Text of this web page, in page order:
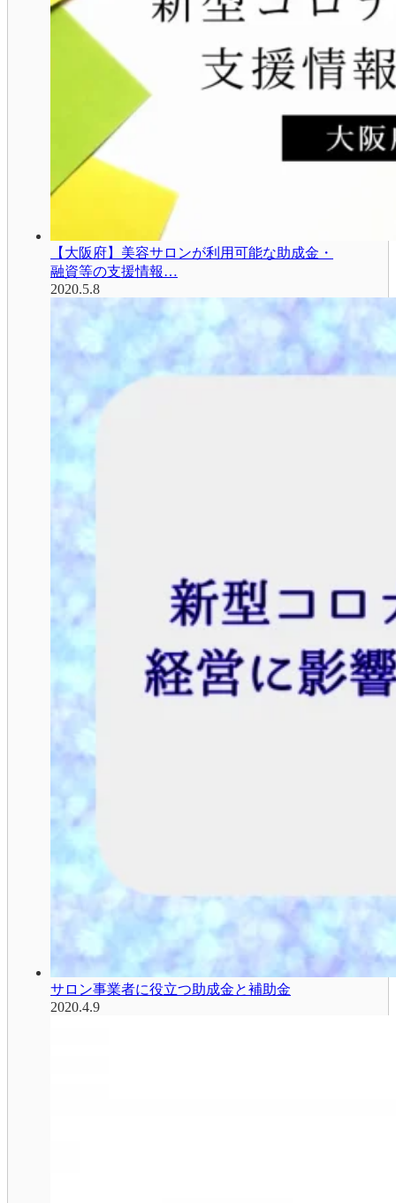
【大阪府】美容サロンが利用可能な助成金・
融資等の支援情報…
2020.5.8
サロン事業者に役立つ助成金と補助金
2020.4.9